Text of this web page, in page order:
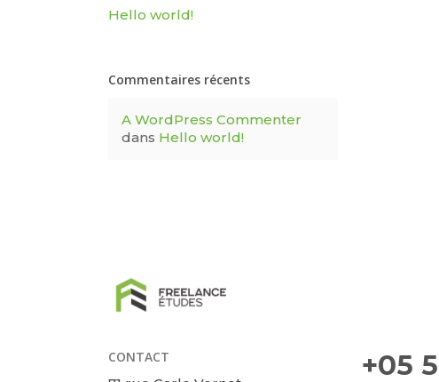
Hello world!
Commentaires récents
A WordPress Commenter
dans Hello world!
CONTACT
+05